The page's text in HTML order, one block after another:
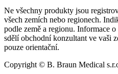
Ne všechny produkty jsou
všech zemích nebo regionech.
podle země a regionu. Informace
sdělí obchodní konzultant ve vaši
pouze orientační.
Copyright © B. Braun Medical